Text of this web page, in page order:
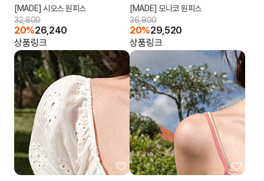
[MADE] 시오스 원피스
32,800
20%26,240
상품링크
[MADE] 모나코 원피스
36,900
20%29,520
상품링크